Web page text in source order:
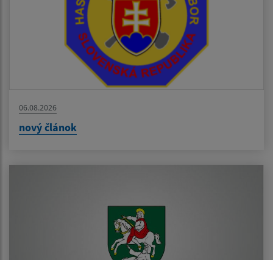
06.08.2026
nový článok